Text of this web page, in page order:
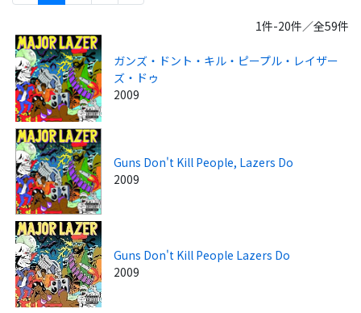
1件-20件／全59件
ガンズ・ドント・キル・ピープル・レイザー
ズ・ドゥ
2009
Guns Don't Kill People, Lazers Do
2009
Guns Don't Kill People Lazers Do
2009